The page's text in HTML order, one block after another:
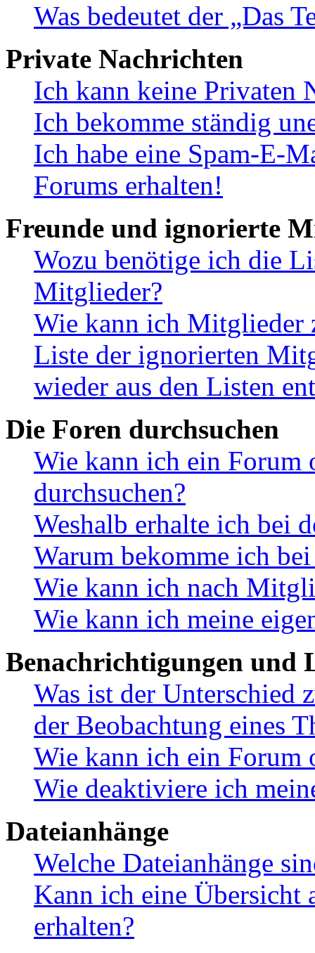
Was bedeutet der „Das
Private Nachrichten
Ich kann keine Privaten
Ich bekomme ständig
Ich habe eine Spam-E-
Forums erhalten!
Freunde und ignorierte
Wozu benötige ich die
Mitglieder?
Wie kann ich Mitglieder
Liste der ignorierten
wieder aus den Listen
Die Foren durchsuchen
Wie kann ich ein Forum
durchsuchen?
Weshalb erhalte ich bei
Warum bekomme ich
Wie kann ich nach
Wie kann ich meine
Benachrichtigungen und
Was ist der Unterschied
der Beobachtung eines
Wie kann ich ein Forum
Wie deaktiviere ich
Dateianhänge
Welche Dateianhänge
Kann ich eine Übersicht
erhalten?